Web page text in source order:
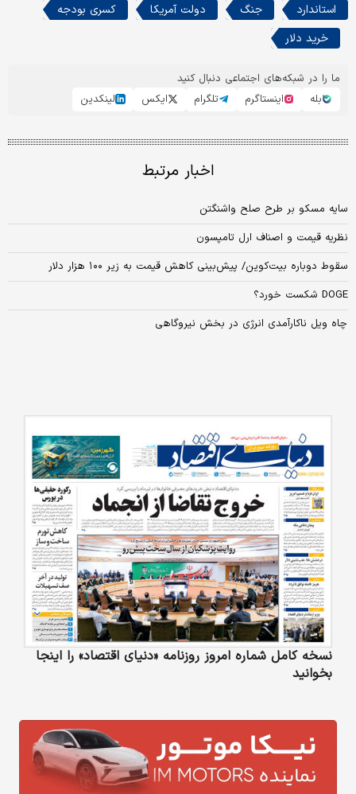
استاندارد جنگ دولت آمریکا
کسری بودجه
خرید دلار
ما را در شبکه‌های اجتماعی دنبال کنید
بله
اینستاگرم تلگرام ایکس لینکدین
اخبار مرتبط
سایه مسکو بر طرح صلح واشنگتن
نظریه قیمت و اصناف ارل تامپسون
سقوط دوباره بیت‌کوین/ پیش‌بینی کاهش قیمت به زیر ۱۰۰ هزار دلار
DOGE شکست خورد؟
چاه ویل ناکارآمدی انرژی در بخش نیروگاهی
نسخه کامل شماره امروز روزنامه «دنیای‌ اقتصاد» را اینجا
بخوانید